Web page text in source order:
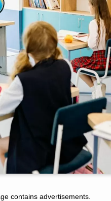
contains advertisements.